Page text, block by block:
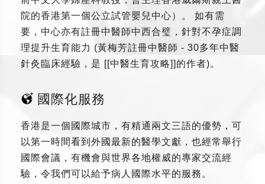
院的香港第一個公立試管嬰兒中心）。 如有需
要，中心亦有註冊中醫師中西合璧，針對不孕症調
理提升生育能力 (黃梅芳註冊中醫師 - 30多年中醫
針灸臨床經驗，是 [[中醫生育攻略]]的作者)。
國際化服務
香港是一個國際城市，有精通兩文三語的優勢，可
以第一時間看到外國最新的醫學文獻，也經常舉行
國際會議，有機會與世界各地權威的專家交流經
驗，令我們可以給予病人國際水平的服務。